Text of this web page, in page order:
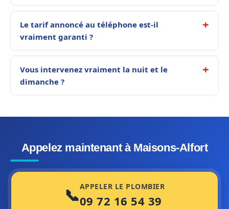
Le tarif annoncé au téléphone est-il
vraiment garanti ?
Vous intervenez vraiment la nuit et le
dimanche ?
Appelez maintenant à Maisons-Alfort
📞APPELER LE PLOMBIER
09 72 16 54 39